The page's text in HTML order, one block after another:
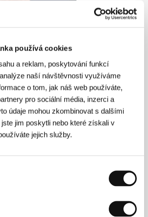
používá cookies
a reklam, poskytování funkcí
naší návštěvnosti využíváme
o tom, jak náš web používáte,
pro sociální média, inzerci a
údaje mohou zkombinovat s dalšími
jim poskytli nebo které získali v
jejich služby.
státy americké(Amreeka
​ (Illi baqi minnak, 2025).
50668, Cologne